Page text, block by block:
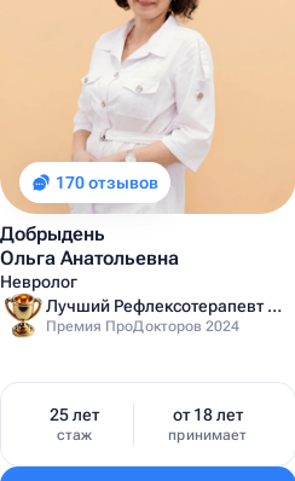
170 отзывов
Добрыдень
Ольга Анатольевна
Невролог
Лучший Рефлексотерапевт Санкт-Петербурга
Премия ПроДокторов 2024
25 лет
стаж
от 18 лет
принимает